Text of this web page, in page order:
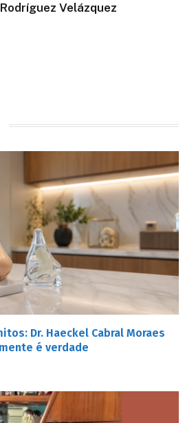
Velázquez
Dr. Haeckel Cabral Moraes
é verdade